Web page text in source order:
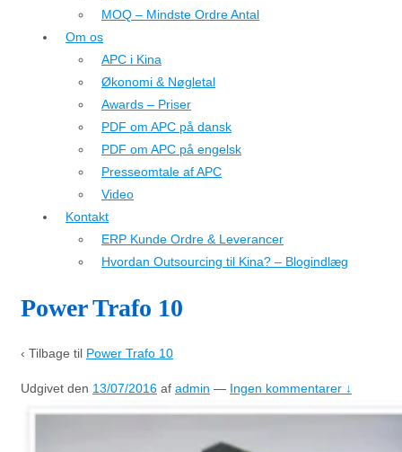
MOQ – Mindste Ordre Antal
Om os
APC i Kina
Økonomi & Nøgletal
Awards – Priser
PDF om APC på dansk
PDF om APC på engelsk
Presseomtale af APC
Video
Kontakt
ERP Kunde Ordre & Leverancer
Hvordan Outsourcing til Kina? – Blogindlæg
Power Trafo 10
‹ Tilbage til Power Trafo 10
Udgivet den 13/07/2016 af admin — Ingen kommentarer ↓